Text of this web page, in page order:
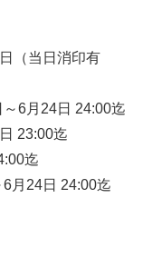
（当日消印有
6月24日 24:00迄
23:00迄
迄
月24日 24:00迄